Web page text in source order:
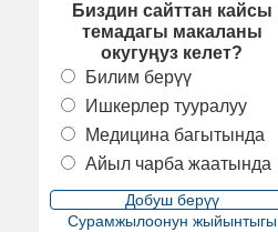
Биздин сайттан кайсы
темадагы макаланы
окугуңуз келет?
Билим берүү
Ишкерлер тууралуу
Медицина багытында
Айыл чарба жаатында
Сурамжылоонун жыйынтыгы